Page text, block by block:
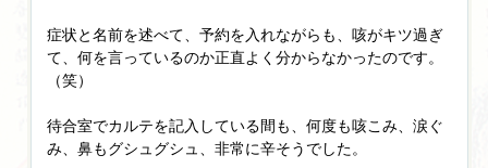
症状と名前を述べて、予約を入れながらも、咳がキツ過ぎ
て、何を言っているのか正直よく分からなかったのです。
（笑）
待合室でカルテを記入している間も、何度も咳こみ、涙ぐ
み、鼻もグシュグシュ、非常に辛そうでした。